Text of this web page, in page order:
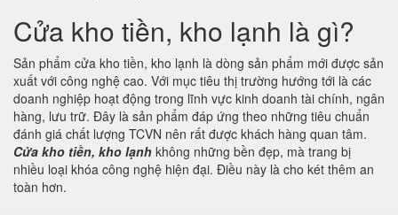
Cửa kho tiền, kho lạnh là gì?
Sản phẩm cửa kho tiền, kho lạnh là dòng sản phẩm mới được sản
xuất với công nghệ cao. Với mục tiêu thị trường hướng tới là các
doanh nghiệp hoạt động trong lĩnh vực kinh doanh tài chính, ngân
hàng, lưu trữ. Đây là sản phẩm đáp ứng theo những tiêu chuẩn
đánh giá chất lượng TCVN nên rất được khách hàng quan tâm.
Cửa kho tiền, kho lạnh không những bền đẹp, mà trang bị
nhiều loại khóa công nghệ hiện đại. Điều này là cho két thêm an
toàn hơn.